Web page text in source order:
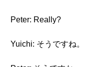
Peter: Really?
Yuichi: そうですね。